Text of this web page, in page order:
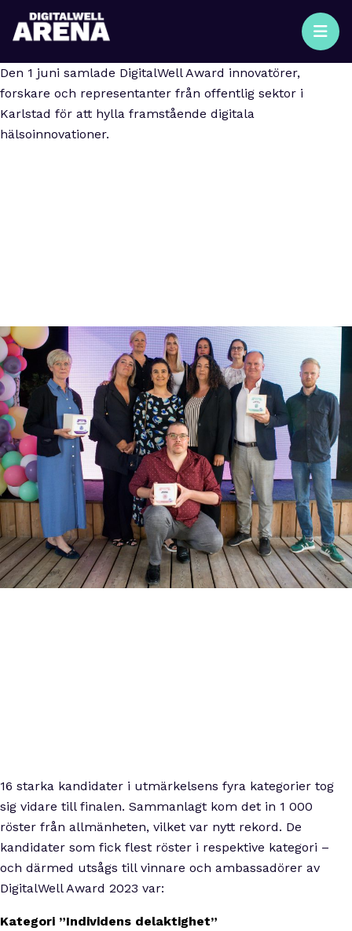
Den 1 juni samlade DigitalWell Award innovatörer,
forskare och representanter från offentlig sektor i
Karlstad för att hylla framstående digitala
hälsoinnovationer.
16 starka kandidater i utmärkelsens fyra kategorier tog
sig vidare till finalen. Sammanlagt kom det in 1 000
röster från allmänheten, vilket var nytt rekord. De
kandidater som fick flest röster i respektive kategori –
och därmed utsågs till vinnare och ambassadörer av
DigitalWell Award 2023 var:
Kategori ”Individens delaktighet”